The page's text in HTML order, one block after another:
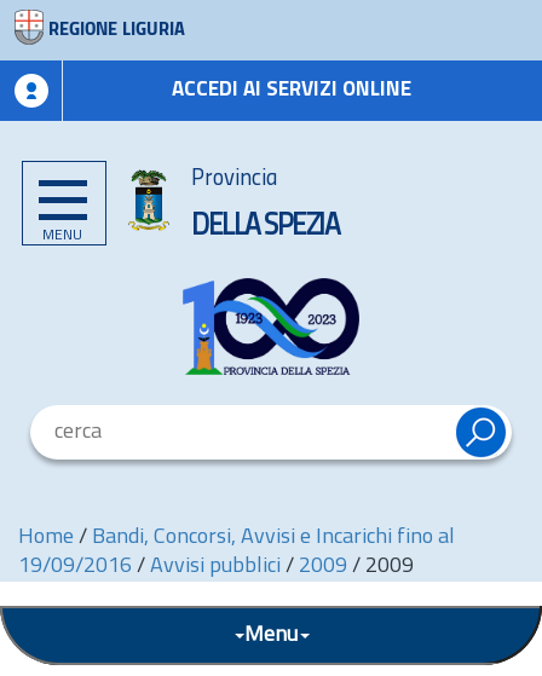
REGIONE LIGURIA
ACCEDI AI SERVIZI ONLINE
MENU
Provincia
DELLA SPEZIA
Home / Bandi, Concorsi, Avvisi e Incarichi fino al
19/09/2016 / Avvisi pubblici / 2009 / 2009
Menu